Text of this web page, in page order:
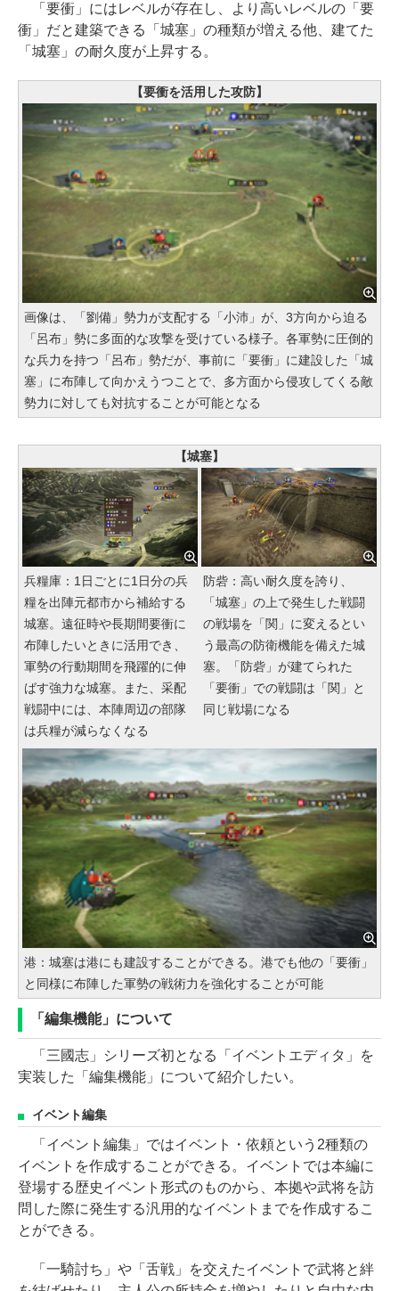
「要衝」にはレベルが存在し、より高いレベルの「要
衝」だと建築できる「城塞」の種類が増える他、建てた
「城塞」の耐久度が上昇する。
【要衝を活用した攻防】
画像は、「劉備」勢力が支配する「小沛」が、3方向から迫る
「呂布」勢に多面的な攻撃を受けている様子。各軍勢に圧倒的
な兵力を持つ「呂布」勢だが、事前に「要衝」に建設した「城
塞」に布陣して向かえうつことで、多方面から侵攻してくる敵
勢力に対しても対抗することが可能となる
【城塞】
兵糧庫：1日ごとに1日分の兵
糧を出陣元都市から補給する
城塞。遠征時や長期間要衝に
布陣したいときに活用でき、
軍勢の行動期間を飛躍的に伸
ばす強力な城塞。また、采配
戦闘中には、本陣周辺の部隊
は兵糧が減らなくなる
防砦：高い耐久度を誇り、
「城塞」の上で発生した戦闘
の戦場を「関」に変えるとい
う最高の防衛機能を備えた城
塞。「防砦」が建てられた
「要衝」での戦闘は「関」と
同じ戦場になる
港：城塞は港にも建設することができる。港でも他の「要衝」
と同様に布陣した軍勢の戦術力を強化することが可能
「編集機能」について
「三國志」シリーズ初となる「イベントエディタ」を
実装した「編集機能」について紹介したい。
イベント編集
「イベント編集」ではイベント・依頼という2種類の
イベントを作成することができる。イベントでは本編に
登場する歴史イベント形式のものから、本拠や武将を訪
問した際に発生する汎用的なイベントまでを作成するこ
とができる。
「一騎討ち」や「舌戦」を交えたイベントで武将と絆